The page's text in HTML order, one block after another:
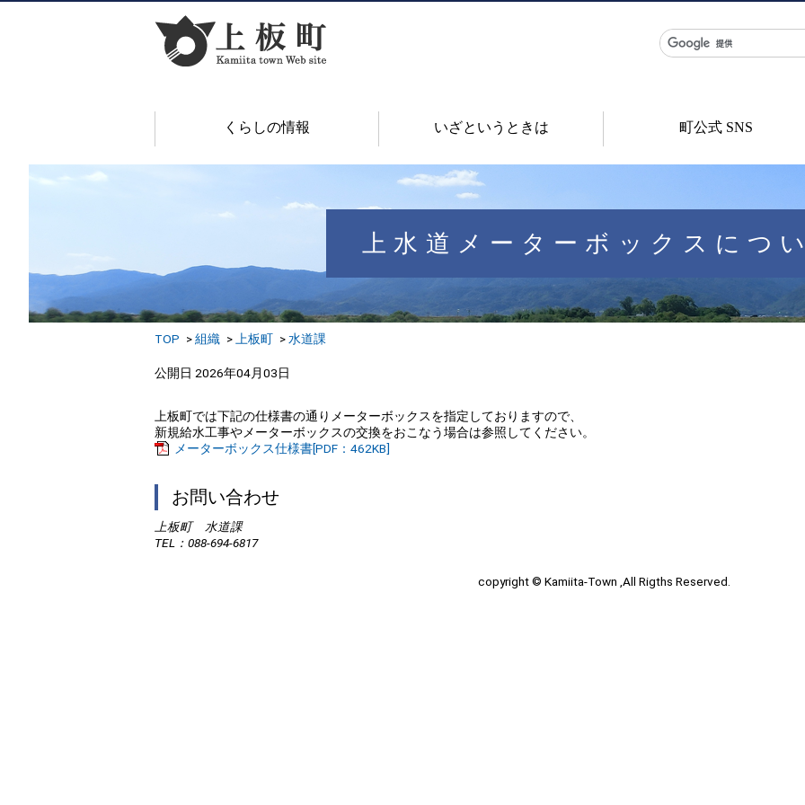
くらしの情報 いざというときは 町公式 SNS
上水道メーターボックスにつ
TOP 組織 上板町 水道課
公開日 2026年04月03日
上板町では下記の仕様書の通りメーターボックスを指定しておりますので、
新規給水工事やメーターボックスの交換をおこなう場合は参照してください。
メーターボックス仕様書[PDF：462KB]
お問い合わせ
上板町 水道課
TEL ：088-694-6817
copyright © Kamiita-Town ,All Rigths Reserved.